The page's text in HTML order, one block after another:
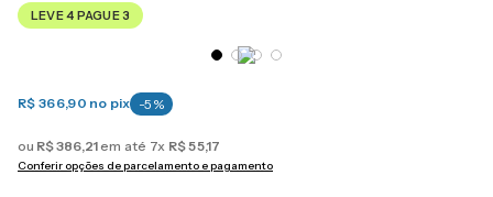
LEVE 4 PAGUE 3
R$ 366,90 no pix -5 %
ou R$386,21 em até 7x R$55,17
Conferir opções de parcelamento e pagamento